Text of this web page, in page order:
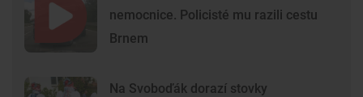
nemocnice. Policisté mu razili cestu
Brnem
Na Svoboďák dorazí stovky